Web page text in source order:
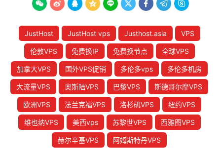
        
JustHost JustHost vps Justhost.asia VPS
伦敦VPS 免费换IP 免费换节点 全球VPS
加拿大VPS 国外VPS促销 多伦多vps 多伦多机房
大流量VPS 奥斯陆VPS 巴黎VPS 斯德哥尔摩VPS
欧洲VPS 法兰克福VPS 洛杉矶VPS 纽约VPS
维也纳VPS 美西vps 苏黎世VPS 西雅图VPS
赫尔辛基VPS 阿姆斯特丹VPS